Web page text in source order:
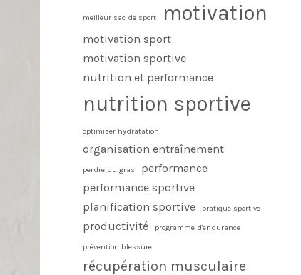
meilleur sac de sport motivation
motivation sport
motivation sportive
nutrition et performance
nutrition sportive
optimiser hydratation
organisation entraînement
perdre du gras
performance
performance sportive
planification sportive
pratique sportive
productivité programme d'endurance
prévention blessure
récupération musculaire